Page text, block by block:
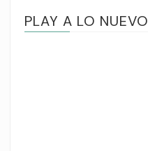
PLAY A LO NUEVO